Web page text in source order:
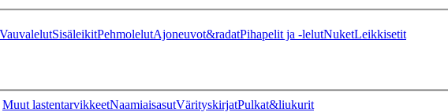
VauvalelutSisäleikitPehmolelutAjoneuvot&radatPihapelit ja -lelutNuketLeikkisetit
Muut lastentarvikkeetNaamiaisasutVärityskirjatPulkat&liukurit